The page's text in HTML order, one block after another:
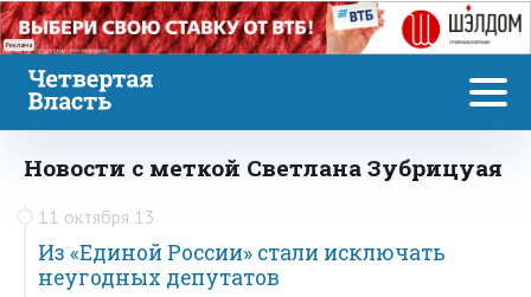
Реклама
Новости с меткой Светлана Зубрицуая
11 октября 13
Из «Единой России» стали исключать
неугодных депутатов